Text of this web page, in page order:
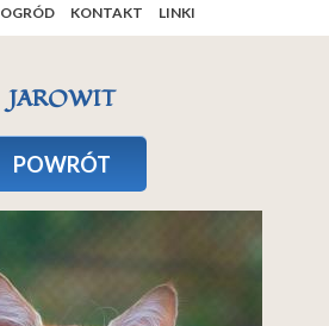
OGRÓD KONTAKT LINKI
JAROWIT
POWRÓT